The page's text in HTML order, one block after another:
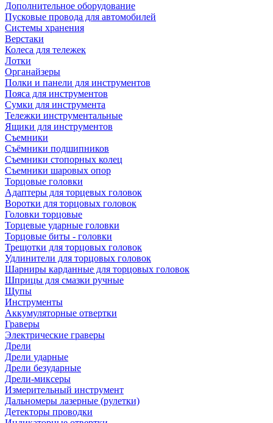
Дополнительное оборудование
Пусковые провода для автомобилей
Системы хранения
Верстаки
Колеса для тележек
Лотки
Органайзеры
Полки и панели для инструментов
Пояса для инструментов
Сумки для инструмента
Тележки инструментальные
Ящики для инструментов
Съемники
Съёмники подшипников
Съемники стопорных колец
Съемники шаровых опор
Торцовые головки
Адаптеры для торцевых головок
Воротки для торцовых головок
Головки торцовые
Торцевые ударные головки
Торцовые биты - головки
Трещотки для торцовых головок
Удлинители для торцовых головок
Шарниры карданные для торцовых головок
Шприцы для смазки ручные
Щупы
Инструменты
Аккумуляторные отвертки
Граверы
Электрические граверы
Дрели
Дрели ударные
Дрели безударные
Дрели-миксеры
Измерительный инструмент
Дальномеры лазерные (рулетки)
Детекторы проводки